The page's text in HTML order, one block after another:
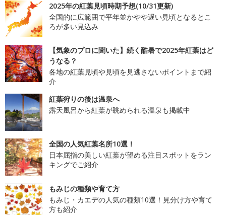
2025年の紅葉見頃時期予想(10/31更新)
全国的に広範囲で平年並かやや遅い見頃となるとこ
ろが多い見込み
【気象のプロに聞いた】続く酷暑で2025年紅葉はど
うなる？
各地の紅葉見頃や見頃を見逃さないポイントまで紹
介
紅葉狩りの後は温泉へ
露天風呂から紅葉が眺められる温泉も掲載中
全国の人気紅葉名所10選！
日本屈指の美しい紅葉が望める注目スポットをラン
キングでご紹介
もみじの種類や育て方
もみじ・カエデの人気の種類10選！見分け方や育て
方も紹介